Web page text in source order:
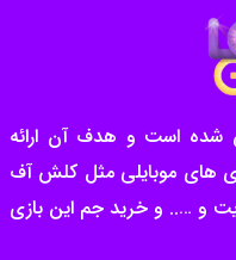
در سال ۱۳۹۳ تاسیس شده است و هدف آن ارائه
های موبایلی مثل کلش آف
و ….. و خرید جم این بازی